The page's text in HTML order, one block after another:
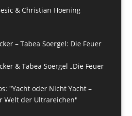
& Christian Hoening
– Tabea Soergel: Die Feuer
& Tabea Soergel „Die Feuer
"Yacht oder Nicht Yacht –
Welt der Ultrareichen"